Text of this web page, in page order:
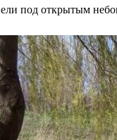
под открытым